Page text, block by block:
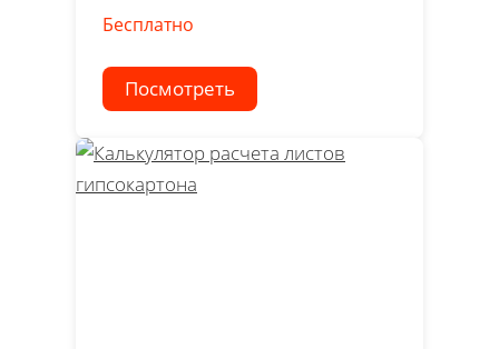
Бесплатно
Посмотреть